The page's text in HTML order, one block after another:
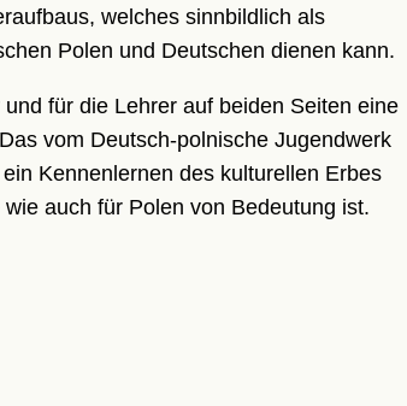
welches sinnbildlich als
Polen und Deutschen dienen kann.
für die Lehrer auf beiden Seiten eine
vom Deutsch-polnische Jugendwerk
Kennenlernen des kulturellen Erbes
auch für Polen von Bedeutung ist.